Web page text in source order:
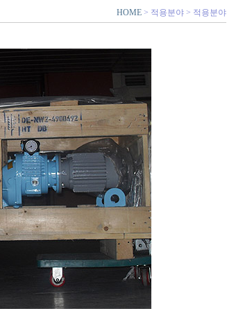
HOME> 적용분야 > 적용분야